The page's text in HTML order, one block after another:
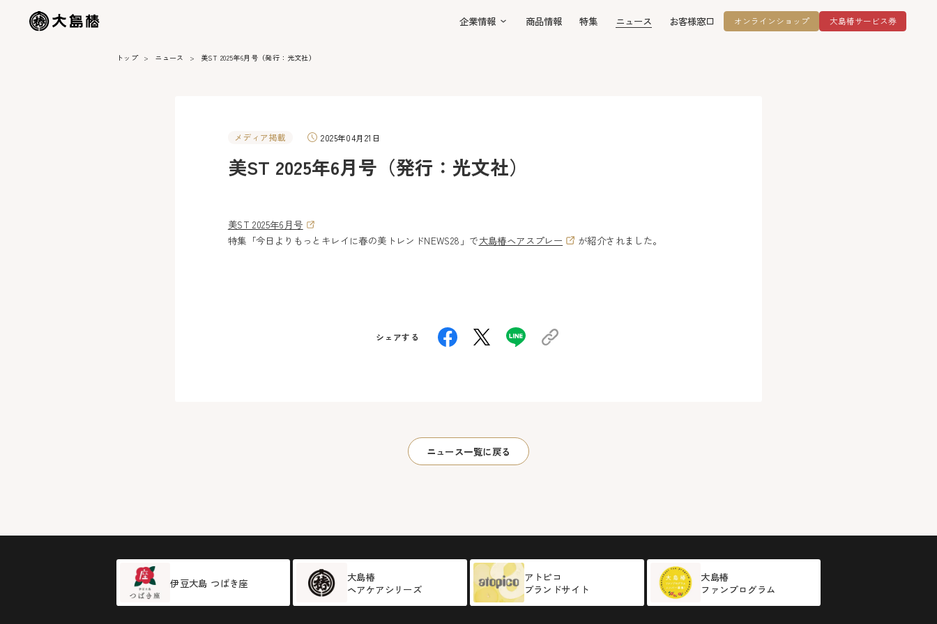
企業情報 商品情報 特集 ニュース お客様窓口 オンラインショップ 大島椿サービス券
トップ ニュース 美ST 2025年6月号（発行：光文社）
メディア掲載 2025年04月21日
美ST 2025年6月号（発行：光文社）
美ST 2025年6月号
特集「今日よりもっとキレイに春の美トレンドNEWS28」で大島椿ヘアスプレー が紹介されました。
シェアする
ニュース一覧に戻る
伊豆大島 つばき座
大島椿
ヘアケアシリーズ
アトピコ
ブランドサイト
大島椿
ファンプログラム